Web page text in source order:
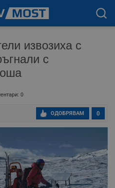
извозиха с
с
0
0
ОДОБРЯВАМ